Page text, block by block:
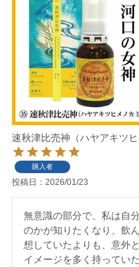
速秋津比売神（ハヤアキツ
購入者
投稿日 2026/01/23
無意識の部分で、私は自
のかが知りたくなり、飲
想していたよりも、意外
イメージを多く持ってい